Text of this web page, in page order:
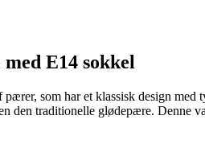
E14 sokkel
som har et klassisk design
den traditionelle glødepære. Denne